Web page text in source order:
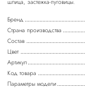
Бренд
Страна производства
Состав
Цвет
Артикул
Код товара
Параметры модели